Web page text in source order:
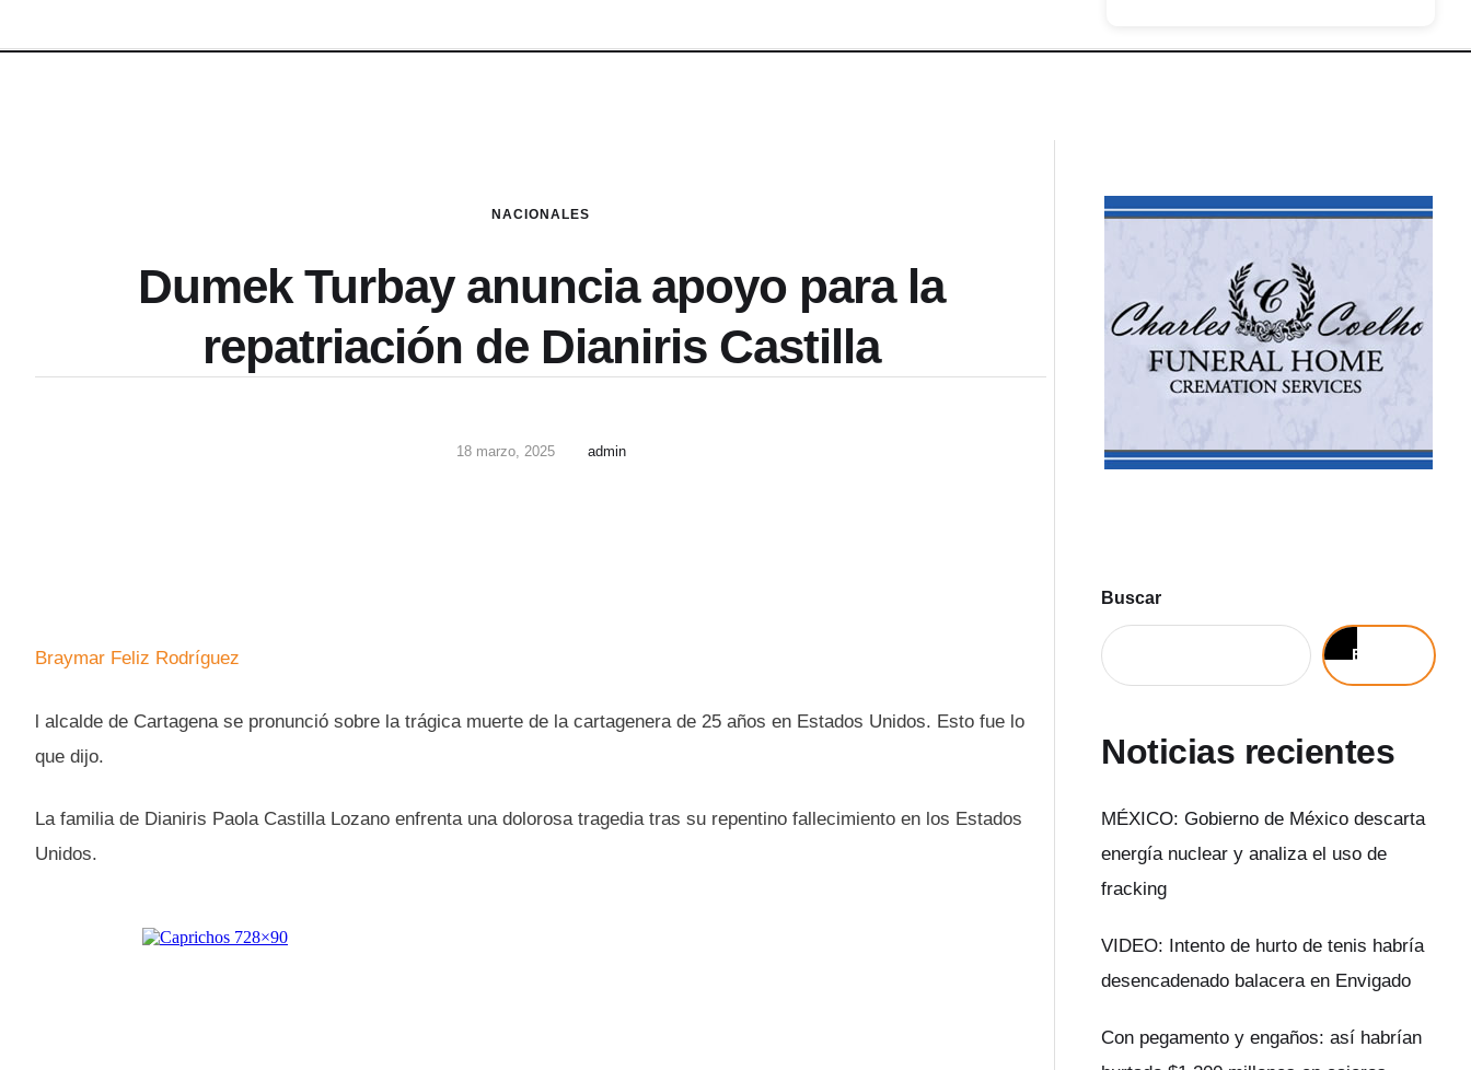
NACIONALES
Dumek Turbay anuncia apoyo para la
repatriación de Dianiris Castilla
18 marzo, 2025 admin
Braymar Feliz Rodríguez
l alcalde de Cartagena se pronunció sobre la trágica muerte de la cartagenera de 25 años en Estados Unidos. Esto fue lo
que dijo.
La familia de Dianiris Paola Castilla Lozano enfrenta una dolorosa tragedia tras su repentino fallecimiento en los Estados
Unidos.
Buscar
Buscar
Noticias recientes
MÉXICO: Gobierno de México descarta
energía nuclear y analiza el uso de
fracking
VIDEO: Intento de hurto de tenis habría
desencadenado balacera en Envigado
Con pegamento y engaños: así habrían